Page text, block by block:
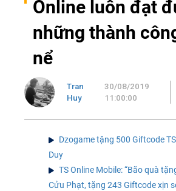
Online luôn đạt
những thành
nể
Tran
Huy
30/08/2019
11:00:00
Dzogame tặng 500 Giftcode
Duy
TS Online Mobile: “Bão quà
Cửu Phạt, tặng 243 Giftcode xịn